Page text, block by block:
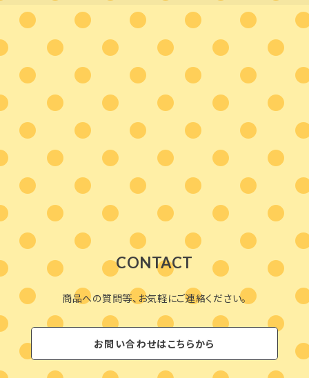
CONTACT
商品への質問等、お気軽にご連絡ください。
お問い合わせはこちらから